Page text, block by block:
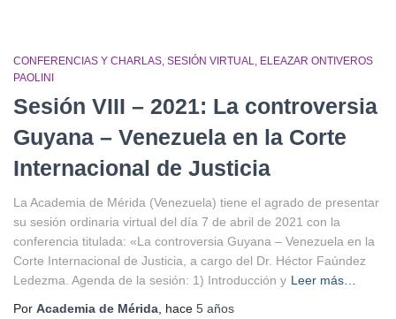
CONFERENCIAS Y CHARLAS SESIÓN VIRTUAL ELEAZAR ONTIVEROS
PAOLINI
Sesión VIII – 2021: La controversia
Guyana – Venezuela en la Corte
Internacional de Justicia
La Academia de Mérida (Venezuela) tiene el agrado de presentar
su sesión ordinaria virtual del día 7 de abril de 2021 con la
conferencia titulada: «La controversia Guyana – Venezuela en la
Corte Internacional de Justicia, a cargo del Dr. Héctor Faúndez
Ledezma. Agenda de la sesión: 1) Introducción y Leer más…
Por Academia de Mérida , hace 5 años